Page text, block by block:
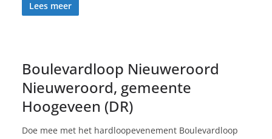
Lees meer
Boulevardloop Nieuweroord
Nieuweroord, gemeente
Hoogeveen (DR)
Doe mee met het hardloopevenement Boulevardloop